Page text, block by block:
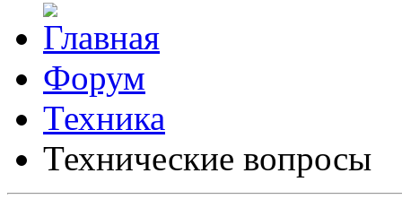
Форум
Техника
Технические вопросы